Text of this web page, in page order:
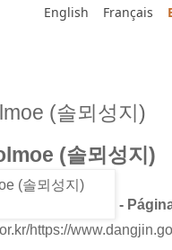
English Français
(솔뫼성지)
(솔뫼성지)
-
https://